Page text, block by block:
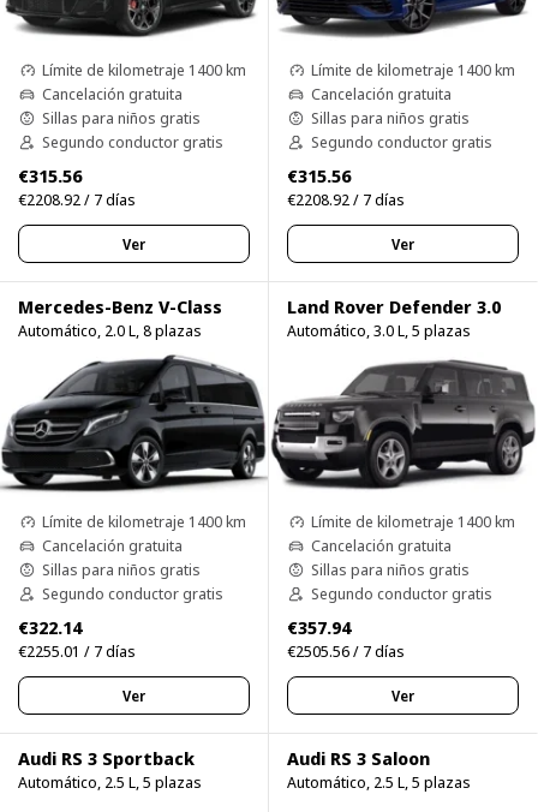
Límite de kilometraje 1400 km
Cancelación gratuita
Sillas para niños gratis
Segundo conductor gratis
€315.56
€2208.92 / 7 días
Ver
Límite de kilometraje 1400 km
Cancelación gratuita
Sillas para niños gratis
Segundo conductor gratis
€315.56
€2208.92 / 7 días
Ver
Mercedes-Benz V-Class
Automático, 2.0 L, 8 plazas
Límite de kilometraje 1400 km
Cancelación gratuita
Sillas para niños gratis
Segundo conductor gratis
€322.14
€2255.01 / 7 días
Ver
Land Rover Defender 3.0
Automático, 3.0 L, 5 plazas
Límite de kilometraje 1400 km
Cancelación gratuita
Sillas para niños gratis
Segundo conductor gratis
€357.94
€2505.56 / 7 días
Ver
Audi RS 3 Sportback
Automático, 2.5 L, 5 plazas
Audi RS 3 Saloon
Automático, 2.5 L, 5 plazas